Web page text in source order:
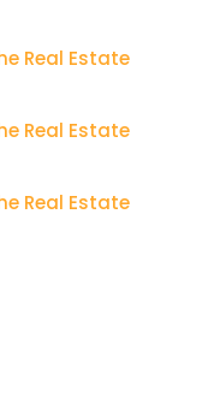
Real Estate
Real Estate
Real Estate